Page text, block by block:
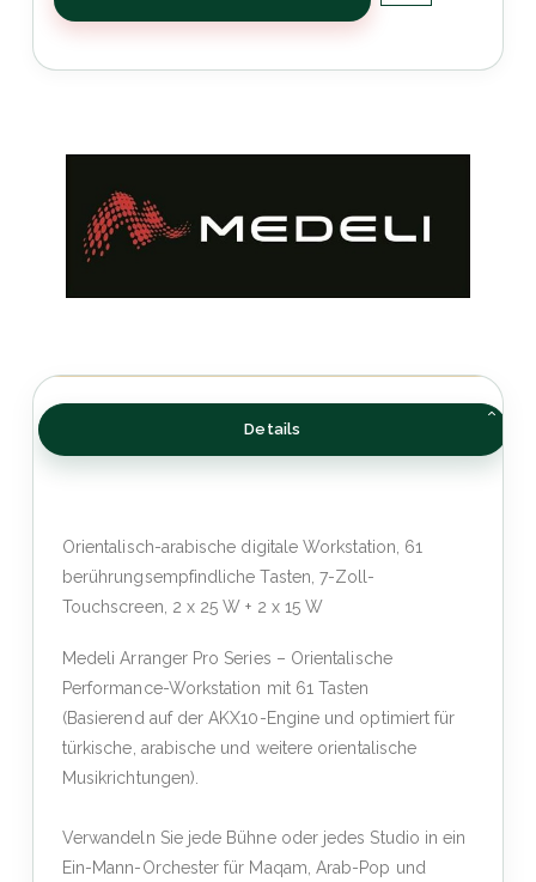
Details
Orientalisch-arabische digitale Workstation, 61
berührungsempfindliche Tasten, 7-Zoll-
Touchscreen, 2 x 25 W + 2 x 15 W
Medeli Arranger Pro Series – Orientalische
Performance-Workstation mit 61 Tasten
(Basierend auf der AKX10-Engine und optimiert für
türkische, arabische und weitere orientalische
Musikrichtungen).
Verwandeln Sie jede Bühne oder jedes Studio in ein
Ein-Mann-Orchester für Maqam, Arab-Pop und